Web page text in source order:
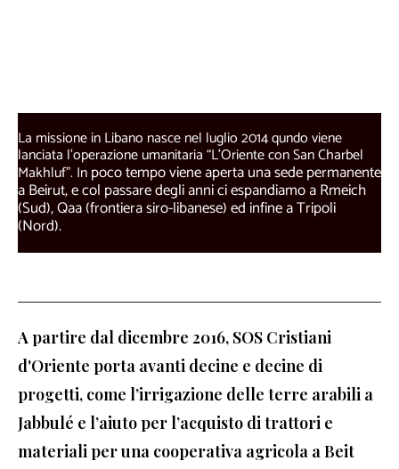
La missione in Libano nasce nel luglio 2014 qundo viene
lanciata l’operazione umanitaria “L’Oriente con San Charbel
Makhluf”. Inpoco tempo viene aperta una sede permanente
a Beirut, e col passare degli anni ci espandiamo a Rmeich
(Sud), Qaa (frontiera siro-libanese) ed infine a Tripoli
(Nord).
A partire dal dicembre 2016, SOS Cristiani
d'Oriente porta avanti decine e decine di
progetti, come l’irrigazione delle terre arabili a
Jabbulé e l’aiuto per l’acquisto di trattori e
materiali per una cooperativa agricola a Beit